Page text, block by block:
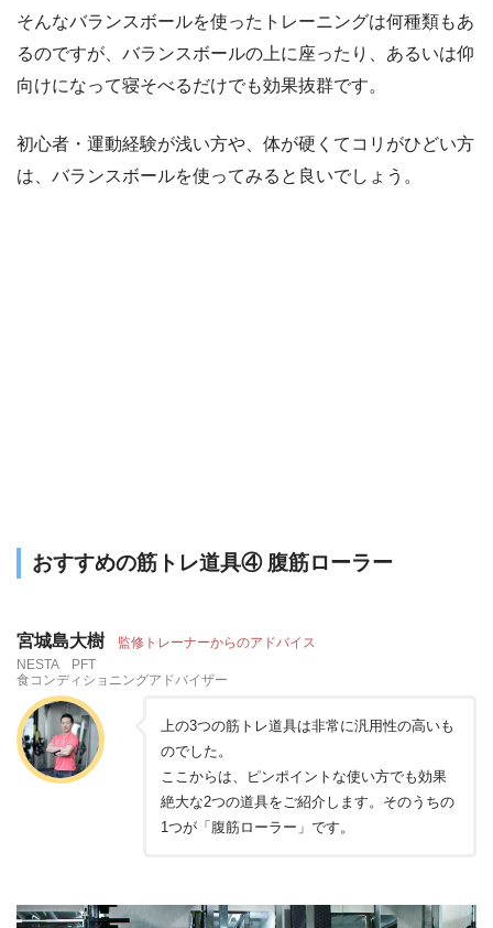
そんなバランスボールを使ったトレーニングは何種類もあ
るのですが、バランスボールの上に座ったり、あるいは仰
向けになって寝そべるだけでも効果抜群です。
初心者・運動経験が浅い方や、体が硬くてコリがひどい方
は、バランスボールを使ってみると良いでしょう。
おすすめの筋トレ道具④ 腹筋ローラー
宮城島大樹 監修トレーナーからのアドバイス
NESTA PFT
食コンディショニングアドバイザー
上の3つの筋トレ道具は非常に汎用性の高いも
のでした。
ここからは、ピンポイントな使い方でも効果
絶大な2つの道具をご紹介します。そのうちの
1つが「腹筋ローラー」です。